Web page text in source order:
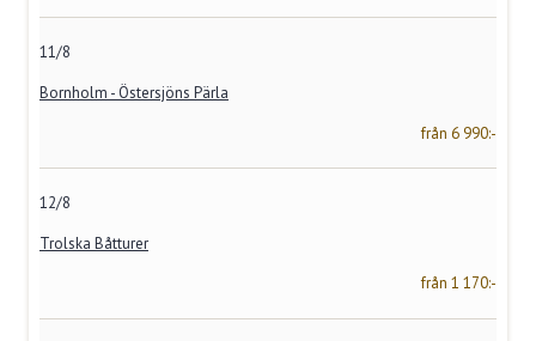
11/8
Bornholm - Östersjöns Pärla
från 6 990:-
12/8
Trolska Båtturer
från 1 170:-